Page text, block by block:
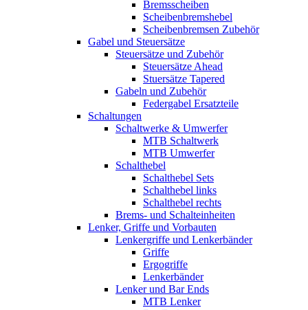
Bremsscheiben
Scheibenbremshebel
Scheibenbremsen Zubehör
Gabel und Steuersätze
Steuersätze und Zubehör
Steuersätze Ahead
Stuersätze Tapered
Gabeln und Zubehör
Federgabel Ersatzteile
Schaltungen
Schaltwerke & Umwerfer
MTB Schaltwerk
MTB Umwerfer
Schalthebel
Schalthebel Sets
Schalthebel links
Schalthebel rechts
Brems- und Schalteinheiten
Lenker, Griffe und Vorbauten
Lenkergriffe und Lenkerbänder
Griffe
Ergogriffe
Lenkerbänder
Lenker und Bar Ends
MTB Lenker